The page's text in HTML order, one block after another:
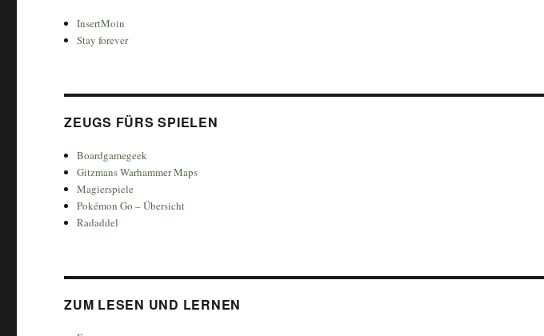
InsertMoin
Stay forever
ZEUGS FÜRS SPIELEN
Boardgamegeek
Gitzmans Warhammer Maps
Magierspiele
Pokémon Go – Übersicht
Radaddel
ZUM LESEN UND LERNEN